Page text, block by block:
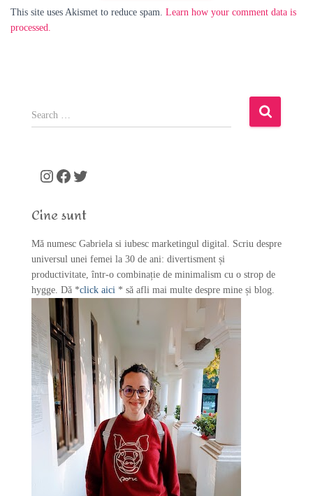
This site uses Akismet to reduce spam. Learn how your comment data is
processed.
S
e
o
:
Instagram Facebook Twitter
Cine sunt
Mă numesc Gabriela si iubesc marketingul digital. Scriu despre
universul unei femei la 30 de ani: divertisment și
productivitate, într-o combinație de minimalism cu o strop de
hygge. Dă *click aici * să afli mai multe despre mine și blog.